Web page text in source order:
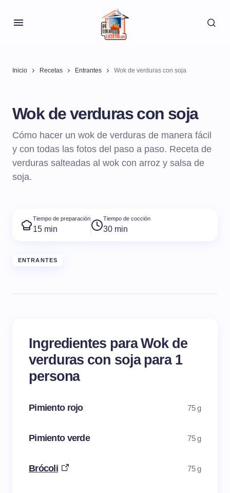
Inicio Recetas Entrantes Wok de verduras con soja
Wok de verduras con soja
Cómo hacer un wok de verduras de manera fácil
y con todas las fotos del paso a paso. Receta de
verduras salteadas al wok con arroz y salsa de
soja.
Tiempo de preparación
15 min
Tiempo de cocción
30 min
ENTRANTES
Ingredientes para Wok de
verduras con soja para 1
persona
Pimiento rojo 75 g
Pimiento verde 75 g
Brócoli 75 g